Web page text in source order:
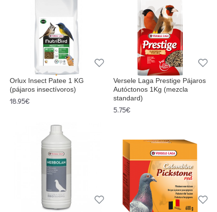
Orlux Insect Patee 1 KG
(pájaros insectívoros)
18.95€
Versele Laga Prestige Pájaros
Autóctonos 1Kg (mezcla
standard)
5.75€